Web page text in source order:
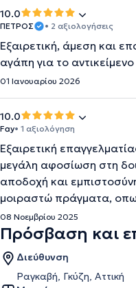
10.0
ΠΕΤΡΟΣ • 2 αξιολογήσεις
Εξαιρετική, άμεση και
αγάπη για το
01 Ιανουαρίου 2026
10.0
Fay• 1 αξιολόγηση
Εξαιρετική
μεγάλη αφοσίωση στη
αποδοχή και
μοιραστώ πράγματα,
08 Νοεμβρίου 2025
Πρόσβαση και
Διεύθυνση
Ραγκαβή, Γκύζη, Αττική